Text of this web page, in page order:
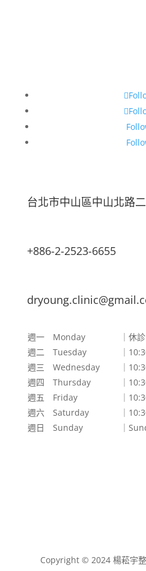
台北市中山區中山北路
+886-2-2523-6655
週一 Monday
｜休
週二 Tuesday
｜
週三 Wednesday
｜
週四 Thursday
｜
週五 Friday
｜
週六 Saturday
｜
週日 Sunday
｜
Copyright © 2024 楊菘宇